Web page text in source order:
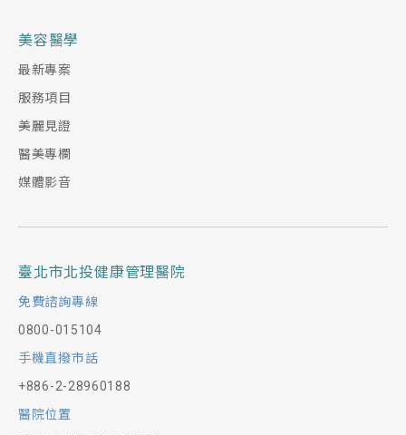
美容醫學
最新專案
服務項目
美麗見證
醫美專欄
媒體影音
臺北市北投健康管理醫院
免費諮詢專線
0800-015104
手機直撥市話
+886-2-28960188
醫院位置